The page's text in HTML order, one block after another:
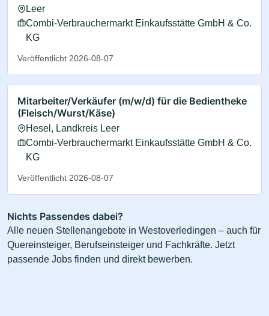
Leer
Combi-Verbrauchermarkt Einkaufsstätte GmbH & Co.
KG
Veröffentlicht 2026-08-07
Mitarbeiter/Verkäufer (m/w/d) für die Bedientheke
(Fleisch/Wurst/Käse)
Hesel, Landkreis Leer
Combi-Verbrauchermarkt Einkaufsstätte GmbH & Co.
KG
Veröffentlicht 2026-08-07
Nichts Passendes dabei?
Alle neuen Stellenangebote in Westoverledingen – auch für
Quereinsteiger, Berufseinsteiger und Fachkräfte. Jetzt
passende Jobs finden und direkt bewerben.